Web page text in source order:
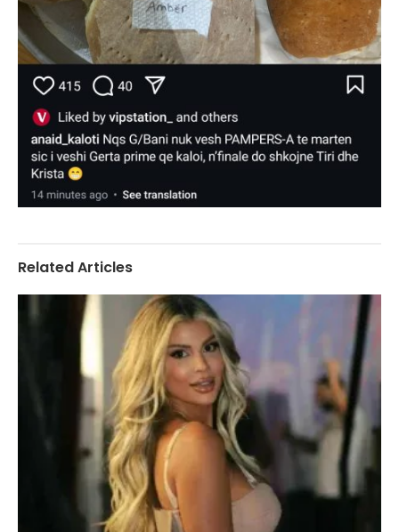
Related Articles